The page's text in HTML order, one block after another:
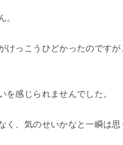
。
けっこうひどかったのです
を感じられませんでした。
く、気のせいかなと一瞬は